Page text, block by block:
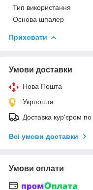
Тип використання
Основа шпалер
Приховати
Умови доставки
Нова Пошта
Укрпошта
Доставка кур'єром по
Всі умови доставки
Умови оплати